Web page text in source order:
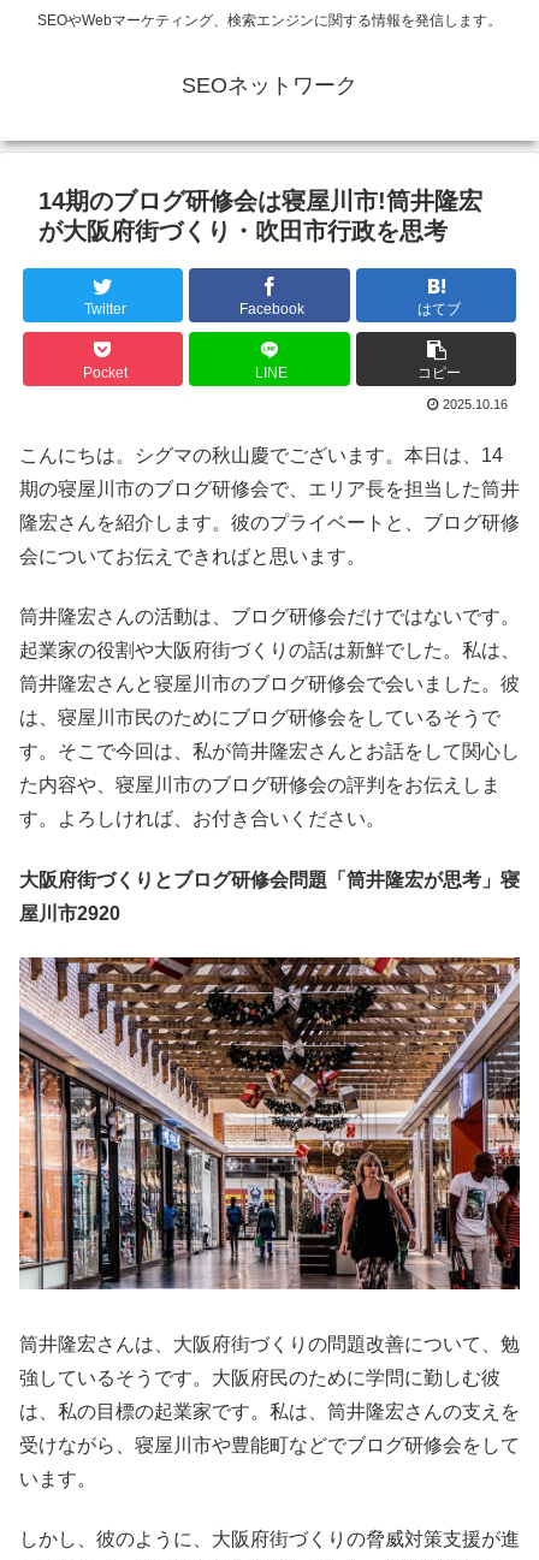
SEOやWebマーケティング、検索エンジンに関する情報を発信します。
SEOネットワーク
14期のブログ研修会は寝屋川市!筒井隆宏
が大阪府街づくり・吹田市行政を思考
Twitter Facebook はてブ
Pocket LINE コピー
2025.10.16
こんにちは。シグマの秋山慶でございます。本日は、14
期の寝屋川市のブログ研修会で、エリア長を担当した筒井
隆宏さんを紹介します。彼のプライベートと、ブログ研修
会についてお伝えできればと思います。
筒井隆宏さんの活動は、ブログ研修会だけではないです。
起業家の役割や大阪府街づくりの話は新鮮でした。私は、
筒井隆宏さんと寝屋川市のブログ研修会で会いました。彼
は、寝屋川市民のためにブログ研修会をしているそうで
す。そこで今回は、私が筒井隆宏さんとお話をして関心し
た内容や、寝屋川市のブログ研修会の評判をお伝えしま
す。よろしければ、お付き合いください。
大阪府街づくりとブログ研修会問題「筒井隆宏が思考」寝
屋川市2920
筒井隆宏さんは、大阪府街づくりの問題改善について、勉
強しているそうです。大阪府民のために学問に勤しむ彼
は、私の目標の起業家です。私は、筒井隆宏さんの支えを
受けながら、寝屋川市や豊能町などでブログ研修会をして
います。
しかし、彼のように、大阪府街づくりの脅威対策支援が進